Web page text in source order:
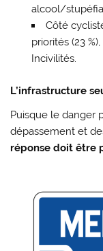
alcool/
Côté
priorités (23
Incivilités.
L’infrastructure
Puisque le danger
dépassement et
réponse doit être